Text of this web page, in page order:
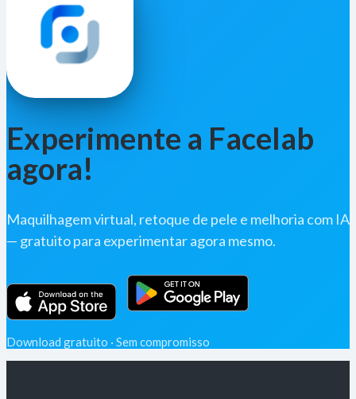
Experimente a Facelab
agora!
Maquilhagem virtual, retoque de pele e melhoria com IA
— gratuito para experimentar agora mesmo.
Download gratuito · Sem compromisso